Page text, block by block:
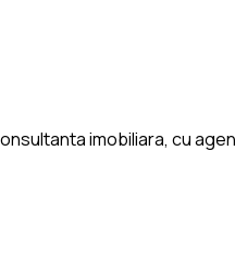
imobiliara, cu